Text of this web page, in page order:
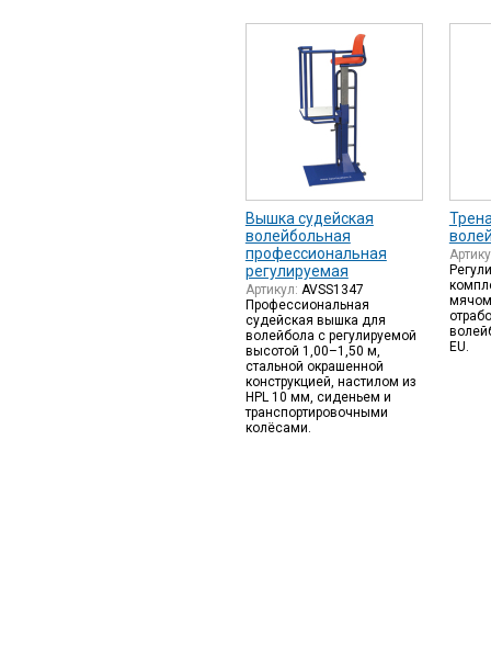
Вышка судейская
волейбольная
профессиональная
регулируемая
Артикул: AVSS1347
Профессиональная
судейская вышка для
волейбола с регулируемой
высотой 1,00–1,50 м,
стальной окрашенной
конструкцией, настилом из
HPL 10 мм, сиденьем и
транспортировочными
колёсами.
EU.